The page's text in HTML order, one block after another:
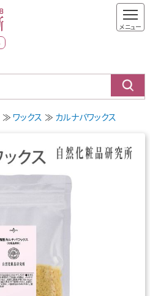
ワックス カルナバワックス